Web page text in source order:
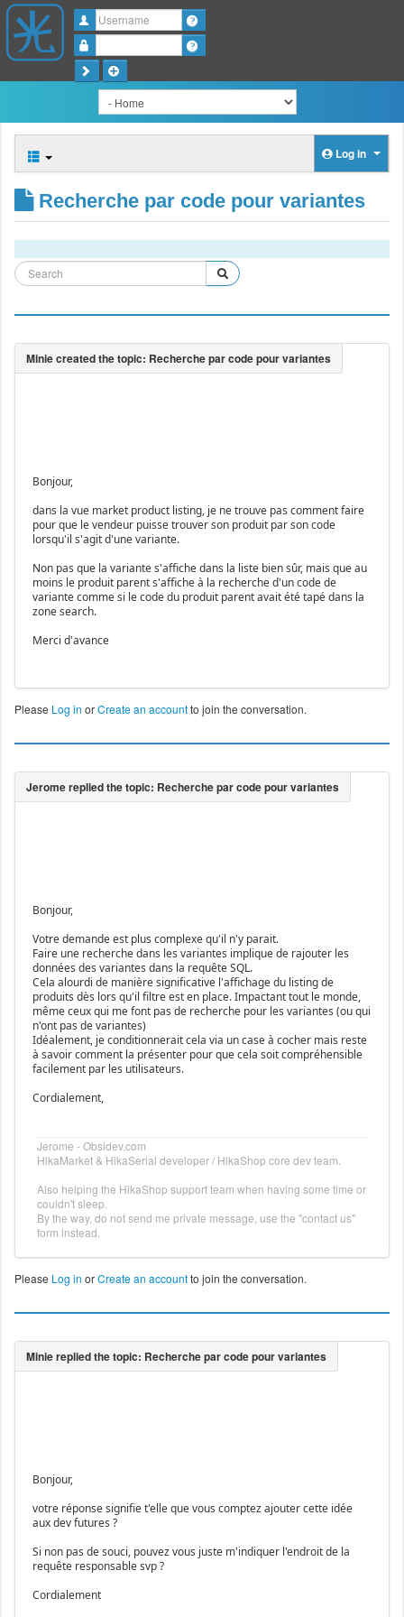
Username
Log in
Recherche par code pour variantes
Bonjour,
dans la vue market product listing, je ne trouve pas comment faire
pour que le vendeur puisse trouver son produit par son code
lorsqu'il s'agit d'une variante.
Non pas que la variante s'affiche dans la liste bien sûr, mais que au
moins le produit parent s'affiche à la recherche d'un code de
variante comme si le code du produit parent avait été tapé dans la
zone search.
Merci d'avance
Please Log in orCreate an accountto join the conversation.
Bonjour,
Votre demande est plus complexe qu'il n'y parait.
Faire une recherche dans les variantes implique de rajouter les
données des variantes dans la requête SQL.
Cela alourdi de manière significative l'affichage du listing de
produits dès lors qu'il filtre est en place. Impactant tout le monde,
même ceux qui me font pas de recherche pour les variantes (ou qui
n'ont pas de variantes)
Idéalement, je conditionnerait cela via un case à cocher mais reste
à savoir comment la présenter pour que cela soit compréhensible
facilement par les utilisateurs.
Cordialement,
Jerome - Obsidev.com
HikaMarket & HikaSerial developer / HikaShop core dev team.
Also helping the HikaShop support team when having some time or
couldn't sleep.
By the way, do not send me private message, use the "contact us"
form instead.
Please Log in orCreate an accountto join the conversation.
Bonjour,
votre réponse signifie t'elle que vous comptez ajouter cette idée
aux dev futures ?
Si non pas de souci, pouvez vous juste m'indiquer l'endroit de la
requête responsable svp ?
Cordialement